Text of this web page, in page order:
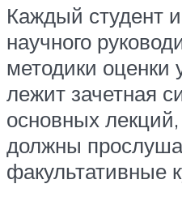
Каждый студент
научного
методики оценки
лежит зачетная
основных
должны
факультативные